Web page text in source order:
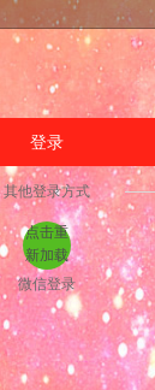
登录
其他登录方式
点击重
新加载
微信登录